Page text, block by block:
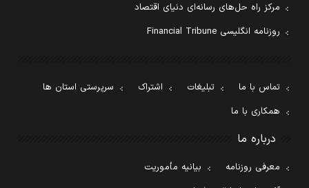
مرکز راه حل‌های رسانه‌ای دنیای اقتصاد
روزنامه انگلیسی Financial Tribune
تماس با ما تبلیغات اشتراک
سرپرستی استان ها
همکاری با ما
درباره ما
معرفی روزنامه
بیانیه مأموریت